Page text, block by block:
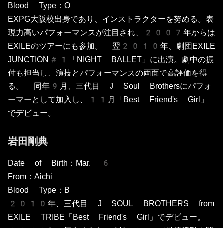
Blood Type：O
EXPG大阪校出身であり、インストラクターを努める。表
現力高いパフォーマンスが注目され、2007年からは
EXILEのツアーにも参加。 翌2010年、劇団EXILE
JUNCTION#1「NIGHT BALLET」に出演。劇中の振
付も担当し、演技とパフォーマンスの両面で高評価を得
る。 同年9月、三代目 J Soul Brothersにパフォ
ーマーとして加入し、11月「Best Friend's Girl」
でデビュー。
岩田剛典
Date of Birth：Mar. 6
From：Aichi
Blood Type：B
2010年、三代目 J SOUL BROTHERS from
EXILE TRIBE「Best Friend's Girl」でデビュー。